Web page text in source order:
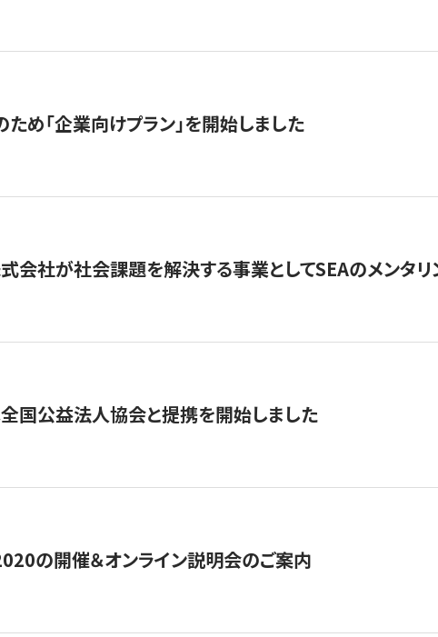
め「企業向けプラン」を開始しました
会社が社会課題を解決する事業としてSEAのメンタ
国公益法人協会と提携を開始しました
の開催＆オンライン説明会のご案内